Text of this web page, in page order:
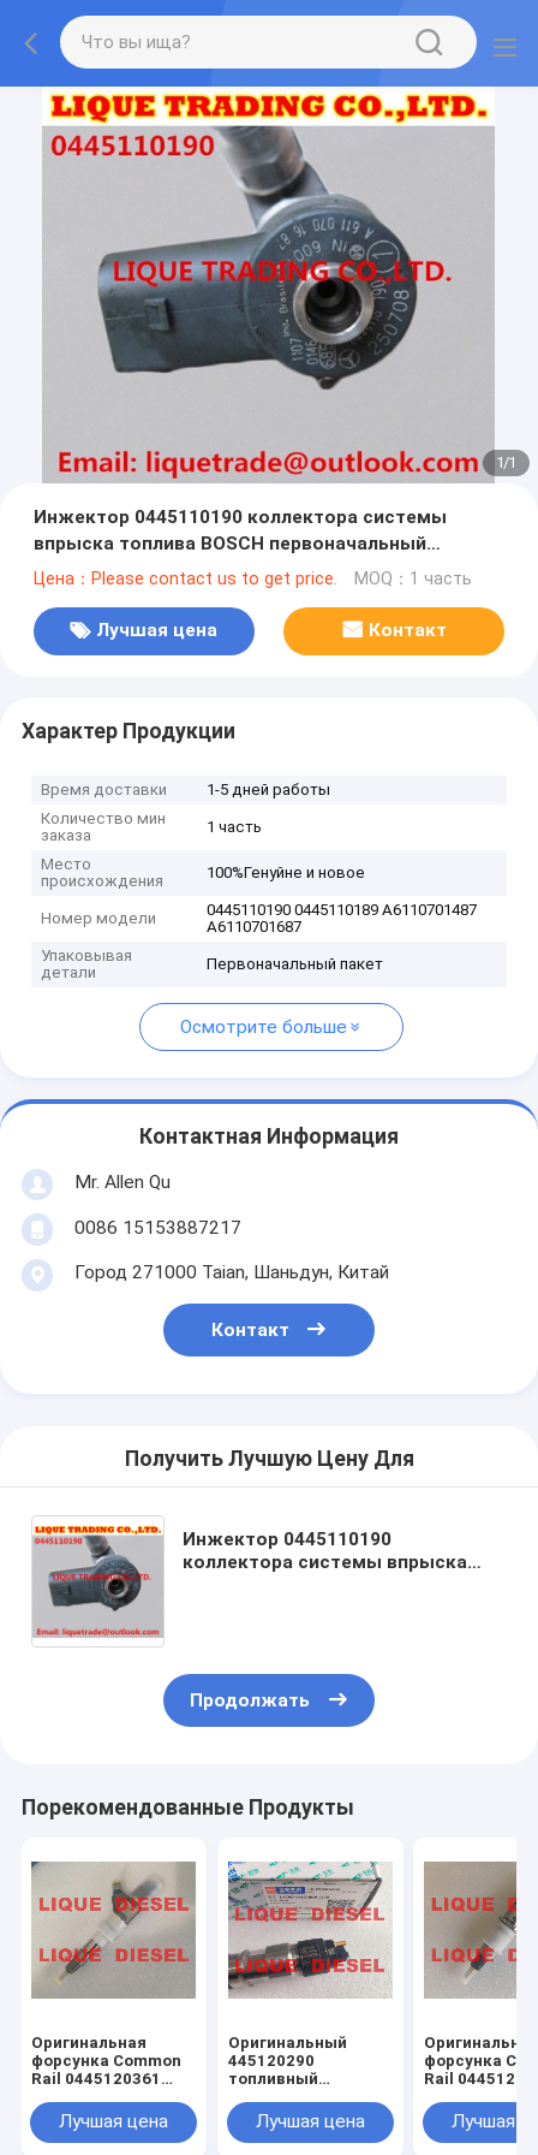
1/1
Инжектор 0445110190 коллектора системы
впрыска топлива BOSCH первоначальный
0445110189 для Benz A6110701487 A6110701687
Цена：Please contact us to get price. MOQ：1 часть
Лучшая цена Контакт
Характер Продукции
Время доставки
1-5 дней работы
Количество мин
заказа
1 часть
Место
происхождения
100%Генуйне и новое
Номер модели
0445110190 0445110189 A6110701487
A6110701687
Упаковывая
детали
Первоначальный пакет
Осмотрите больше
Контактная Информация
Mr. Allen Qu
0086 15153887217
Город 271000 Taian, Шаньдун, Китай
Контакт
Получить Лучшую Цену Для
Инжектор 0445110190
коллектора системы впрыска
Продолжать
Порекомендованные Продукты
Оригинальная
форсунка Common
Rail 0445120361
120 361 5801479314
Лучшая цена
Оригинальный
445120290
топливный
0445120290 0 445
120 290 L4700-
Лучшая цена
форсунка
Rail
445120059
445120231
Лучшая